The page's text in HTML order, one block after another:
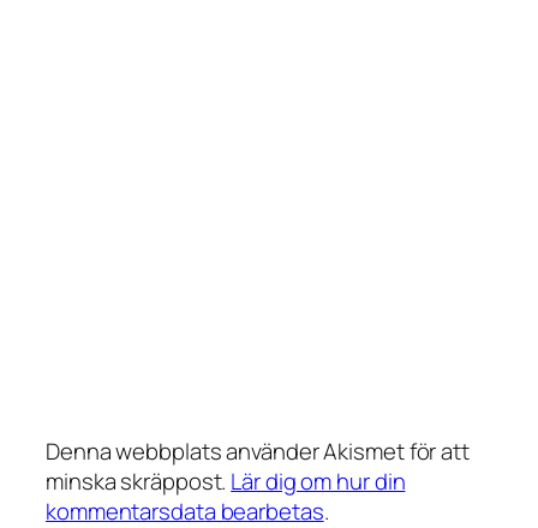
Denna webbplats använder Akismet för att
minska skräppost. Lär dig om hur din
kommentarsdata bearbetas.